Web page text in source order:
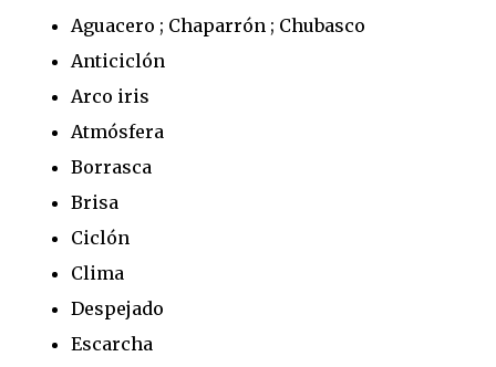
Aguacero ; Chaparrón ; Chubasco
Anticiclón
Arco iris
Atmósfera
Borrasca
Brisa
Ciclón
Clima
Despejado
Escarcha